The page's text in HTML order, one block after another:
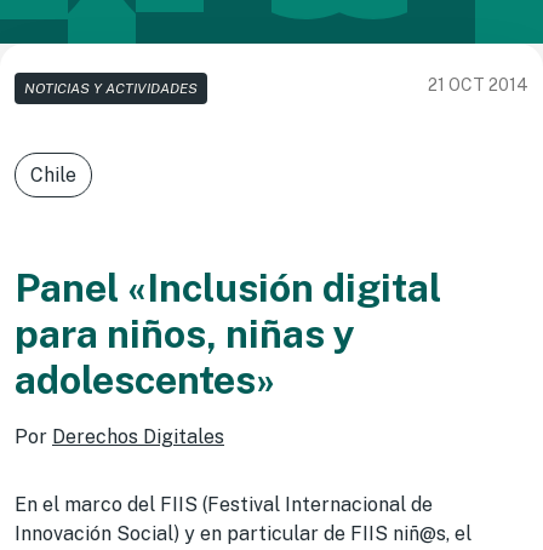
NOTICIAS Y ACTIVIDADES 21 OCT 2014
Chile
Panel «Inclusión digital
para niños, niñas y
adolescentes»
Por Derechos Digitales
En el marco del FIIS (Festival Internacional de
Innovación Social) y en particular de FIIS niñ@s, el